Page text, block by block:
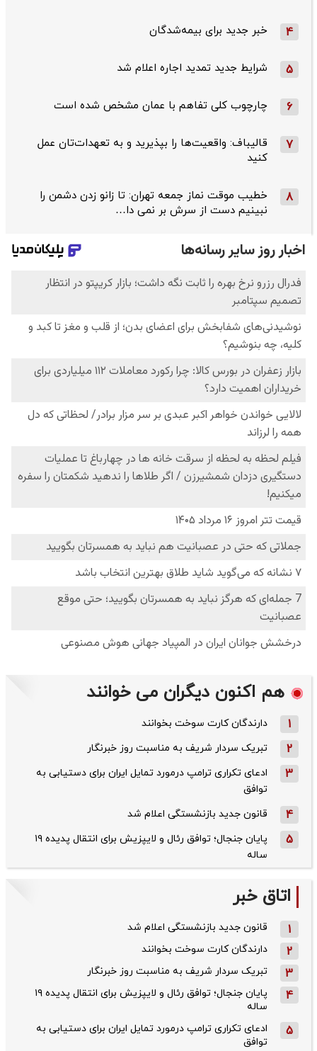
4 خبر جدید برای بیمه‌شدگان
5 شرایط جدید تمدید اجاره اعلام شد
6 چارچوب کلی تفاهم با عمان مشخص شده است
7
قالیباف: واقعیت‌ها را بپذیرید و به تعهدات‌تان عمل
کنید
8
خطیب موقت نماز جمعه تهران: تا زانو زدن دشمن را
نبینیم دست از سرش بر نمی دا…
هم اکنون دیگران می خوانند
1 دارندگان کارت سوخت بخوانند
2 تبریک سردار شریف به مناسبت روز خبرنگار
3
ادعای تکراری ترامپ درمورد تمایل ایران برای دستیابی به
توافق
4 قانون جدید بازنشستگی اعلام شد
5
پایان جنجال؛ توافق رئال و لایپزیش برای انتقال پدیده ۱۹
ساله
اتاق خبر
1 قانون جدید بازنشستگی اعلام شد
2 دارندگان کارت سوخت بخوانند
3 تبریک سردار شریف به مناسبت روز خبرنگار
4
پایان جنجال؛ توافق رئال و لایپزیش برای انتقال پدیده ۱۹
ساله
5
ادعای تکراری ترامپ درمورد تمایل ایران برای دستیابی به
توافق